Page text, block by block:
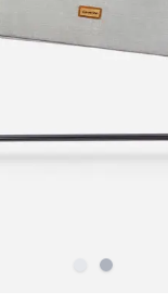
SlideSlide